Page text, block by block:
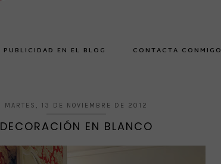
PUBLICIDAD EN EL BLOG CONTACTA CONMIGO
MARTES, 13 DE NOVIEMBRE DE 2012
DECORACIÓN EN BLANCO